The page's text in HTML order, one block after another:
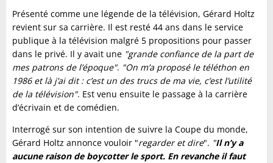
Présenté comme une légende de la télévision, Gérard Holtz
revient sur sa carrière. Il est resté 44 ans dans le service
publique à la télévision malgré 5 propositions pour passer
dans le privé. Il y avait une "grande confiance de la part de
mes patrons de l’époque". "On m’a proposé le téléthon en
1986 et là j’ai dit : c’est un des trucs de ma vie, c’est l’utilité
de la télévision". Est venu ensuite le passage à la carrière
d’écrivain et de comédien.
Interrogé sur son intention de suivre la Coupe du monde,
Gérard Holtz annonce vouloir "regarder et dire". "Il n’y a
aucune raison de boycotter le sport. En revanche il faut